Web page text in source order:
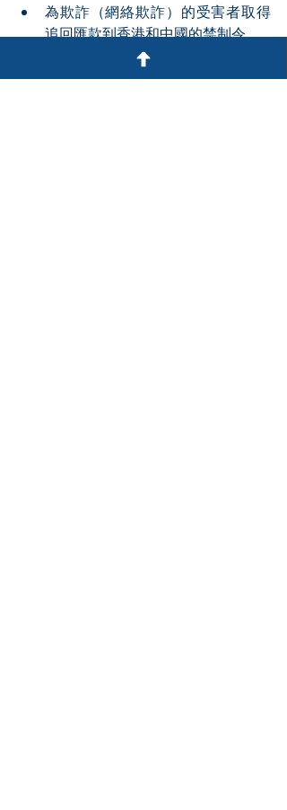
為欺詐（網絡欺詐）的受害者取得
追回匯款到香港和中國的禁制令。
就反洗錢問題、內部調查、應當局
要求披露銀行員工的個人數據等事